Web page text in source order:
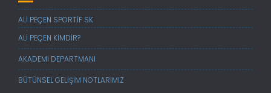
ALİ PEÇEN SPORTİF SK
ALİ PEÇEN KİMDİR?
AKADEMİ DEPARTMANI
BÜTÜNSEL GELİŞİM NOTLARIMIZ